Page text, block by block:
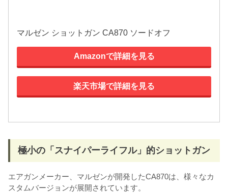
マルゼン ショットガン CA870 ソードオフ
Amazonで詳細を見る
楽天市場で詳細を見る
極小の「スナイパーライフル」的ショットガン
エアガンメーカー、マルゼンが開発したCA870は、様々なカ
スタムバージョンが展開されています。